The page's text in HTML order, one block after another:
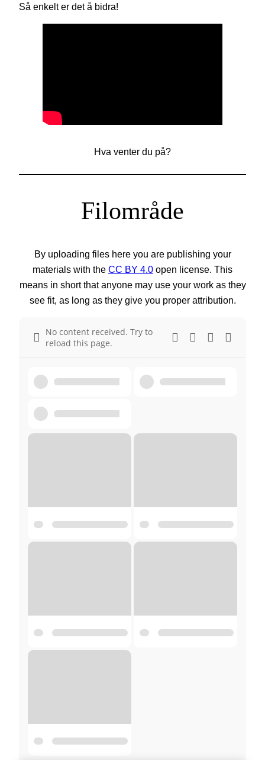
Så enkelt er det å bidra!
Hva venter du på?
Filområde
By uploading files here you are publishing your
materials with the CC BY 4.0 open license. This
means in short that anyone may use your work as they
see fit, as long as they give you proper attribution.
No content received. Try to
reload this page.